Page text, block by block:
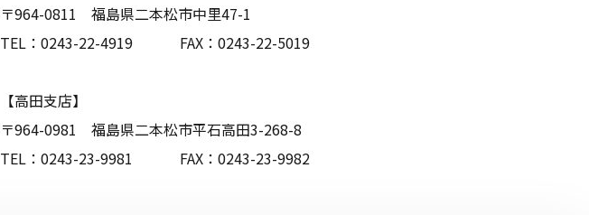
〒964-0811 福島県二本松市中里47-1
TEL：0243-22-4919 FAX：0243-22-5019
【高田支店】
〒964-0981 福島県二本松市平石高田3-268-8
TEL：0243-23-9981 FAX：0243-23-9982